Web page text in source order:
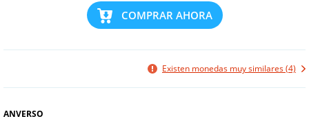
COMPRAR AHORA
Existen monedas muy similares (4)
ANVERSO